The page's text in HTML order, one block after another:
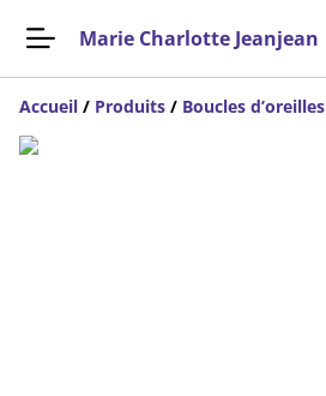
Marie Charlotte Jeanjean
Accueil / Produits / Boucles d’oreilles